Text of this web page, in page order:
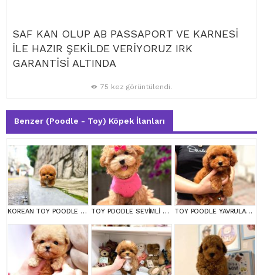
SAF KAN OLUP AB PASSAPORT VE KARNESİ
İLE HAZIR ŞEKİLDE VERİYORUZ IRK
GARANTİSİ ALTINDA
75 kez görüntülendi.
Benzer (Poodle - Toy) Köpek İlanları
KOREAN TOY POODLE YAVRULARIMIZ TOY POODLE SEVİMLİ YAVRULAR EV ÜRETİMİ TOY POODLE YAVRULARIM